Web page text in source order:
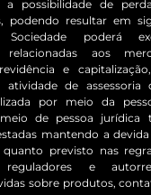
a possibilidade de
podendo resultar em
poderá
relacionadas aos
e
de assessoria
por meio da
de pessoa jurídica
mantendo a
previsto nas
e
sobre produtos,